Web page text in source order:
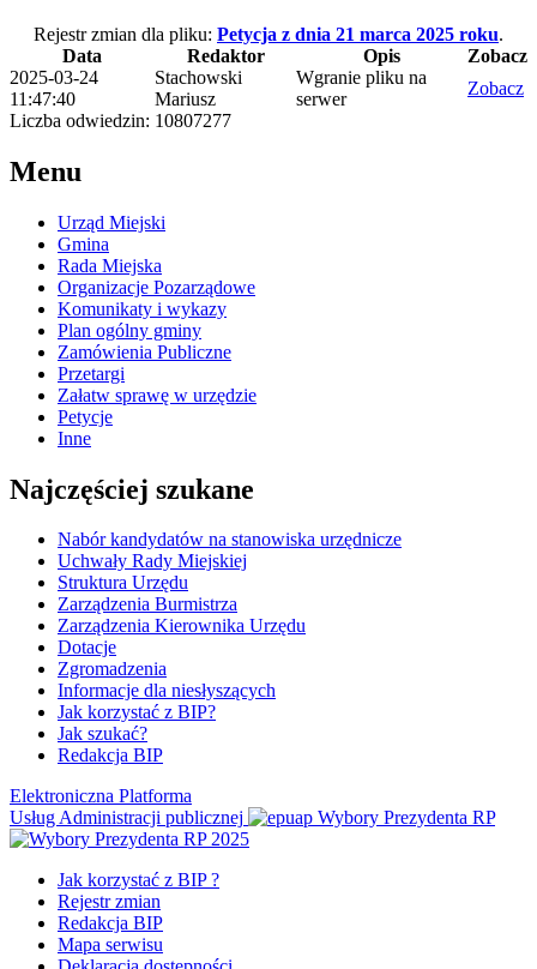
Rejestr zmian dla pliku: Petycja z dnia 21 marca 2025 roku.
Data
Redaktor Opis
Zobacz
2025-03-24
11:47:40
Stachowski
Mariusz
Wgranie pliku na
serwer
Zobacz
Liczba odwiedzin: 10807277
Menu
Urząd Miejski
Gmina
Rada Miejska
Organizacje Pozarządowe
Komunikaty i wykazy
Plan ogólny gminy
Zamówienia Publiczne
Przetargi
Załatw sprawę w urzędzie
Petycje
Inne
Najczęściej szukane
Nabór kandydatów na stanowiska urzędnicze
Uchwały Rady Miejskiej
Struktura Urzędu
Zarządzenia Burmistrza
Zarządzenia Kierownika Urzędu
Dotacje
Zgromadzenia
Informacje dla niesłyszących
Jak korzystać z BIP?
Jak szukać?
Redakcja BIP
Elektroniczna Platforma
Usług Administracji publicznej
Wybory Prezydenta RP
Jak korzystać z BIP ?
Rejestr zmian
Redakcja BIP
Mapa serwisu